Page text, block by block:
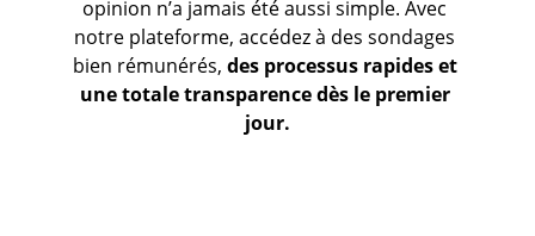
opinion n’a jamais été aussi simple. Avec
notre plateforme, accédez à des sondages
bien rémunérés, des processus rapides et
une totale transparence dès le premier
jour.